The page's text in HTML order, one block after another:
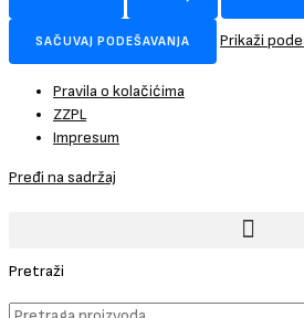
SAČUVAJ PODEŠAVANJA Prikaži
Pravila o kolačićima
ZZPL
Impresum
Pređi na sadržaj
Pretraži